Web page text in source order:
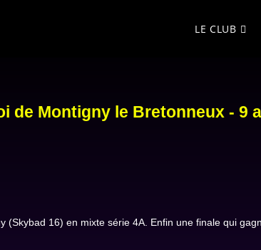
LE CLUB
de Montigny le Bretonneux - 9
16) en mixte série 4A. Enfin une finale qui